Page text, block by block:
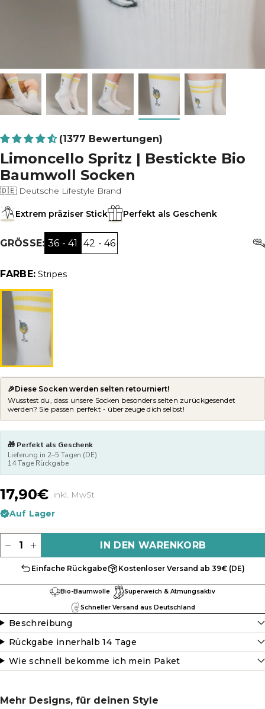
(1377 Bewertungen)
Limoncello Spritz | Bestickte Bio
Baumwoll Socken
🇩🇪 Deutsche Lifestyle Brand
Extrem präziser Stick Perfekt als Geschenk
GRÖSSE: 36 - 41 42 - 46
FARBE: Stripes
🎉Diese Socken werden selten retourniert!
Wusstest du, dass unsere Socken besonders selten zurückgesendet
werden? Sie passen perfekt - überzeuge dich selbst!
🎁 Perfekt als Geschenk
Lieferung in 2–5 Tagen (DE)
14 Tage Rückgabe
17,90€ inkl. MwSt
Auf Lager
IN DEN WARENKORB
Einfache Rückgabe Kostenloser Versand ab 39€ (DE)
Bio-Baumwolle Superweich & Atmungsaktiv
Schneller Versand aus Deutschland
Beschreibung
Rückgabe innerhalb 14 Tage
Wie schnell bekomme ich mein Paket
Mehr Designs, für deinen Style